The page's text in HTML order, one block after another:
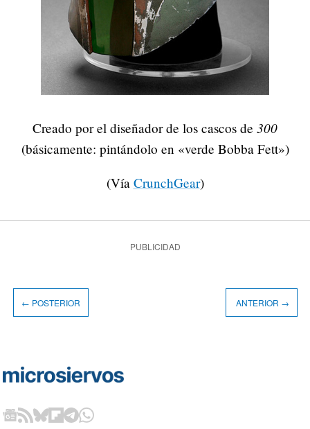
Creado por el diseñador de los cascos de 300
(básicamente: pintándolo en «verde Bobba Fett»)
(Vía CrunchGear)
PUBLICIDAD
← POSTERIOR ANTERIOR →